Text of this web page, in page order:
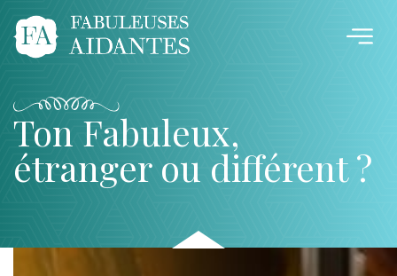
Ton Fabuleux,
étranger ou différent ?